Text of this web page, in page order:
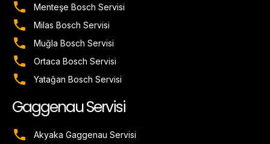
Menteşe Bosch Servisi
Milas Bosch Servisi
Muğla Bosch Servisi
Ortaca Bosch Servisi
Yatağan Bosch Servisi
Gaggenau Servisi
Akyaka Gaggenau Servisi